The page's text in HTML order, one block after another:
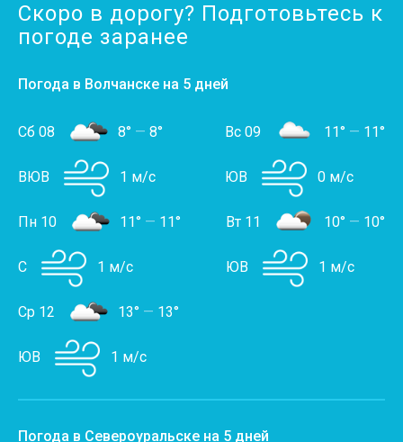
Скоро в дорогу? Подготовьтесь к
погоде заранее
Погода в Волчанске на 5 дней
Сб 08 8° — 8°
ВЮВ 1 м/с
Вс 09 11° — 11°
ЮВ 0 м/с
Пн 10 11° — 11°
С 1 м/с
Вт 11 10° — 10°
ЮВ 1 м/с
Ср 12 13° — 13°
ЮВ 1 м/с
Погода в Североуральске на 5 дней